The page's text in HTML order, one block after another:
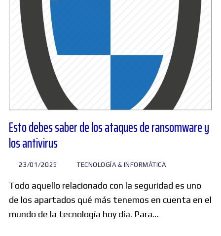
Esto debes saber de los ataques de ransomware y
los antivirus
23/01/2025 TECNOLOGÍA & INFORMÁTICA
Todo aquello relacionado con la seguridad es uno
de los apartados qué más tenemos en cuenta en el
mundo de la tecnología hoy día. Para…